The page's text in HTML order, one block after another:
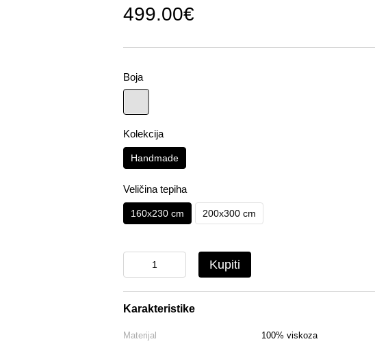
499.00€
Boja
Kolekcija
Handmade
Veličina tepiha
160x230 cm 200x300 cm
Kupiti
Karakteristike
Materijal
100% viskoza